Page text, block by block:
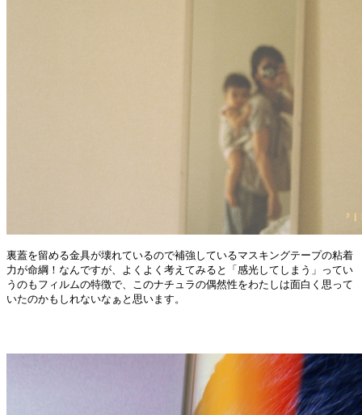
裏蓋を留める金具が壊れているので補強しているマスキングテープの粘着
力が命綱！なんですが、よくよく考えてみると「感光してしまう」 ってい
うのもフィルムの特徴で、このナチュラの偶然性をわたしは面白く思って
いたのかも しれないなぁと思います。